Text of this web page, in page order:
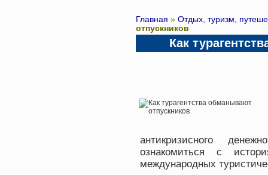
Главная » Отдых, туризм,
отпускников
Как
антикризисного
ознакомиться с
международных